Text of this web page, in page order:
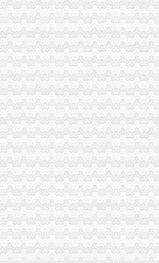
籍制度改革宣工作
开展“一讲二评三公示”活动
训取得成效
微型企业创业培训教师及班主任联席会议
录
”重庆税务注销干部
讲二评三公示”重庆公司注销活动
规范外资登记窗口工作行为
型企业相关办法
销指出五点问题
到南川局开展考核考察工作
取得阶段成效
注销积服务区域经济发展
组织创先争优
小企业融资4.8亿元
大力发展微型企业